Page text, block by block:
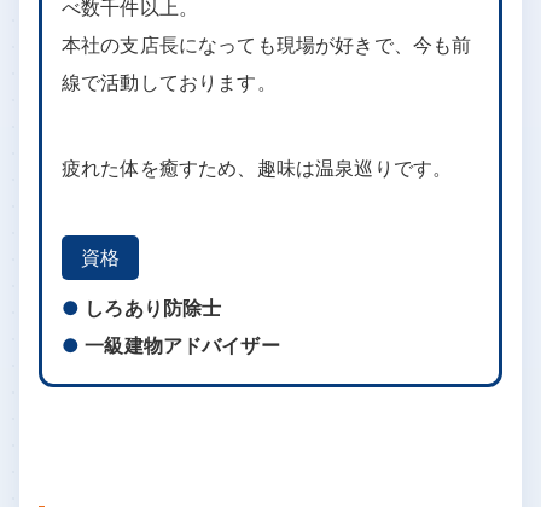
べ数千件以上。
本社の支店長になっても現場が好きで、今も前
線で活動しております。
疲れた体を癒すため、趣味は温泉巡りです。
資格
しろあり防除士
一級建物アドバイザー